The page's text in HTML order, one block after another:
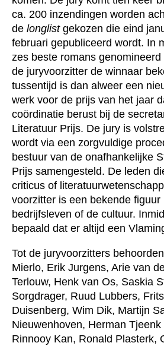
ca. 200 inzendingen worden
de longlistgekozen die eind
februari gepubliceerd wordt. In
zes beste romans
de juryvoorzitter de winnaar
tussentijd is dan alweer een
werk voor de prijs van het jaar
coördinatie berust bij de
Literatuur Prijs. De jury is
wordt via een zorgvuldige
bestuur van de onafhankelijke
Prijs samengesteld. De leden
criticus of
voorzitter is een bekende
bedrijfsleven of de cultuur.
bepaald dat er altijd een
Tot de juryvoorzitters
Mierlo, Erik Jurgens, Arie van
Terlouw, Henk van Os, Saskia
Sorgdrager, Ruud Lubbers,
Duisenberg, Wim Dik, Martijn
Nieuwenhoven, Herman
Rinnooy Kan, Ronald Plasterk,